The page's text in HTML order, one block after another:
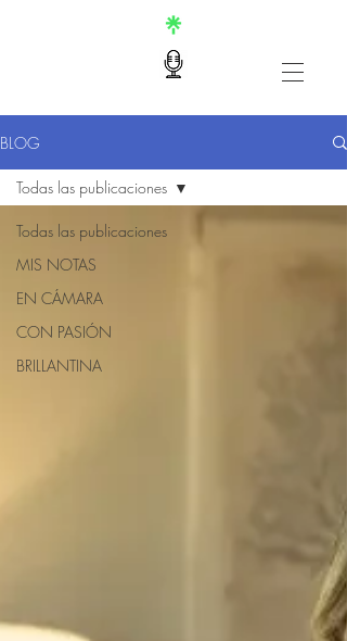
BLOG
Todas las publicaciones
MIS NOTAS
EN CÁMARA
CON PASIÓN
BRILLANTINA
Todas las publicaciones